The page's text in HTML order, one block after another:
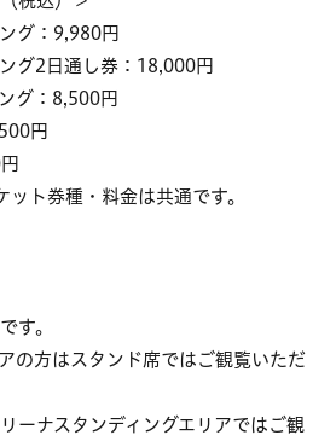
グ：9,980円
グ2日通し券：18,000円
グ：8,500円
円
ト券種・料金は共通です。
す。
の⽅はスタンド席ではご観覧いただ
ーナスタンディングエリアではご観